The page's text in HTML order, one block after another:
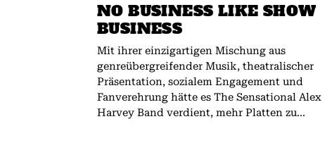
NO BUSINESS LIKE SHOW
BUSINESS
Mit ihrer einzigartigen Mischung aus
genreübergreifender Musik, theatralischer
Präsentation, sozialem Engagement und
Fanverehrung hätte es The Sensational Alex
Harvey Band verdient, mehr Platten zu...